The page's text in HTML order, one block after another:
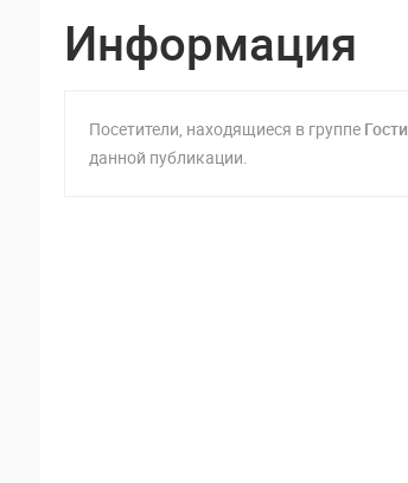
Информация
Посетители, находящиеся в группе Гости
данной публикации.